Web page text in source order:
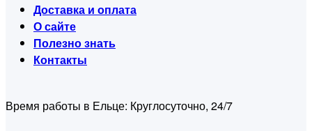
Доставка и оплата
О сайте
Полезно знать
Контакты
Время работы в Ельце: Круглосуточно, 24/7